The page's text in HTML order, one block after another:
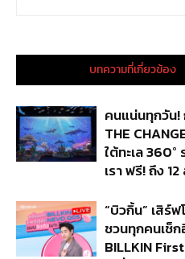
บทความที่เกี่ยวข้อง
คนแน่นทุกวัน!
THE
ใต้ทะเล 360°
เรา ฟรี! ถึง
“บิวกิ้น” เสิร์
ชวนทุกคนเช็ก
BILLKIN